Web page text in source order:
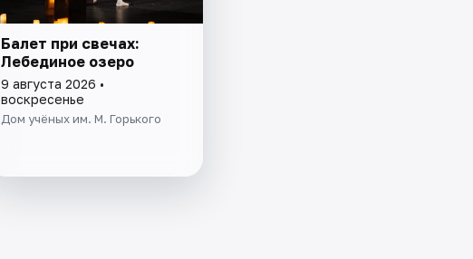
Балет при свечах:
Лебединое озеро
9 августа 2026 •
воскресенье
Дом учёных им. М. Горького